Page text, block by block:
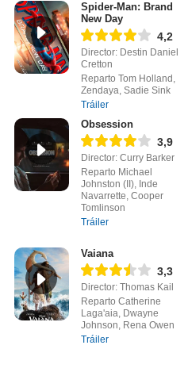
Spider-Man: Brand
New Day
4,2
Director: Destin Daniel
Cretton
Reparto Tom Holland,
Zendaya, Sadie Sink
Tráiler
Obsession
3,9
Director: Curry Barker
Reparto Michael
Johnston (II), Inde
Navarrette, Cooper
Tomlinson
Tráiler
Vaiana
3,3
Director: Thomas Kail
Reparto Catherine
Laga'aia, Dwayne
Johnson, Rena Owen
Tráiler